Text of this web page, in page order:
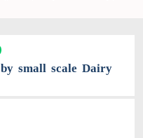
by small scale Dairy